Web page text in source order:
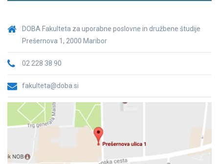
DOBA Fakulteta za uporabne poslovne in družbene študije
Prešernova 1, 2000 Maribor
02 228 38 90
fakulteta@doba.si